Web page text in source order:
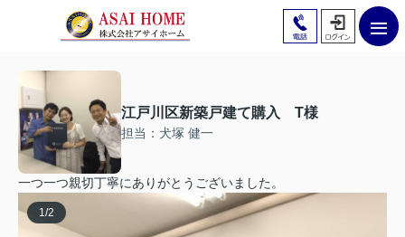
江戸川区新築戸建て購入 T様
担当：犬塚 健一
一つ一つ親切丁寧にありがとうございました。
1/2